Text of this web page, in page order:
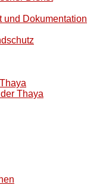
und Dokumentation
Thaya